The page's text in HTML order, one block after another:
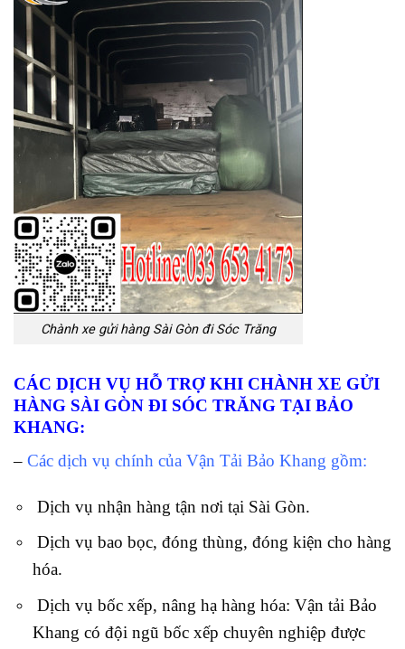
Chành xe gửi hàng Sài Gòn đi Sóc Trăng
CÁC DỊCH VỤ HỖ TRỢ KHI CHÀNH XE GỬI
HÀNG SÀI GÒN ĐI SÓC TRĂNG TẠI BẢO
KHANG:
– Các dịch vụ chính của Vận Tải Bảo Khang gồm:
Dịch vụ nhận hàng tận nơi tại Sài Gòn.
Dịch vụ bao bọc, đóng thùng, đóng kiện cho hàng
hóa.
Dịch vụ bốc xếp, nâng hạ hàng hóa: Vận tải Bảo
Khang có đội ngũ bốc xếp chuyên nghiệp được